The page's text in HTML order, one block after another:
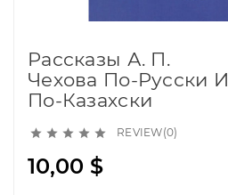
Рассказы А. П.
Чехова По-Русски И
По-Казахски
     REVIEW(0)
10,00 $